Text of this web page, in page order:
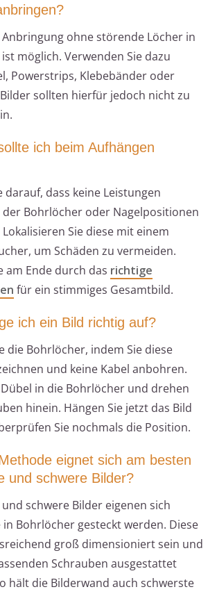
Anbringung ohne störende Löcher in
möglich. Verwenden Sie dazu
Powerstrips, Klebebänder oder
sollten hierfür jedoch nicht zu
ich beim Aufhängen
darauf, dass keine Leistungen
Bohrlöcher oder Nagelpositionen
Sie diese mit einem
um Schäden zu vermeiden.
am Ende durch das richtige
für ein stimmiges Gesamtbild.
ich ein Bild richtig auf?
die Bohrlöcher, indem Sie diese
und keine Kabel anbohren.
Dübel in die Bohrlöcher und drehen
hinein. Hängen Sie jetzt das Bild
Sie nochmals die Position.
eignet sich am besten
und schwere Bilder?
schwere Bilder eigenen sich
in Bohrlöcher gesteckt werden. Diese
groß dimensioniert sein und
Schrauben ausgestattet
hält die Bilderwand auch schwerste